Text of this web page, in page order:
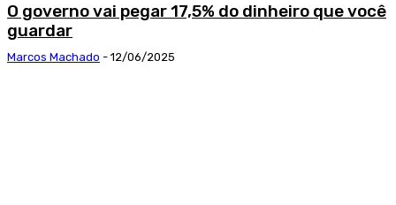
O governo vai pegar 17,5% do dinheiro que você
guardar
Marcos Machado - 12/06/2025